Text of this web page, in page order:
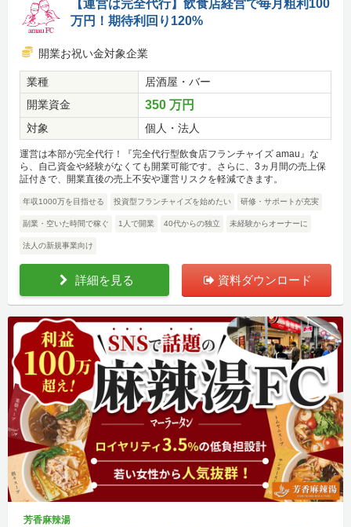
【運営は完全代行】飲食店経営で毎月粗利100
万円！期待利回り120%
開業お祝い金対象企業
業種
居酒屋・バー
開業資金
350 万円
対象 個人・法人
運営は本部が完全代行！『完全代行型飲食店フランチャイズ amau』な
ら、自己資金や経験がなくても開業可能です。さらに、3ヵ月間の売上保
証付きで、開業直後の売上不安や運営リスクを軽減できます。
年収1000万を目指せる 投資型フランチャイズを始めたい 研修・サポートが充実
副業・空いた時間で稼ぐ 1人で開業 40代からの独立 未経験からオーナーに
法人の新規事業向け
詳細を見る 資料ダウンロード
芳香麻辣湯